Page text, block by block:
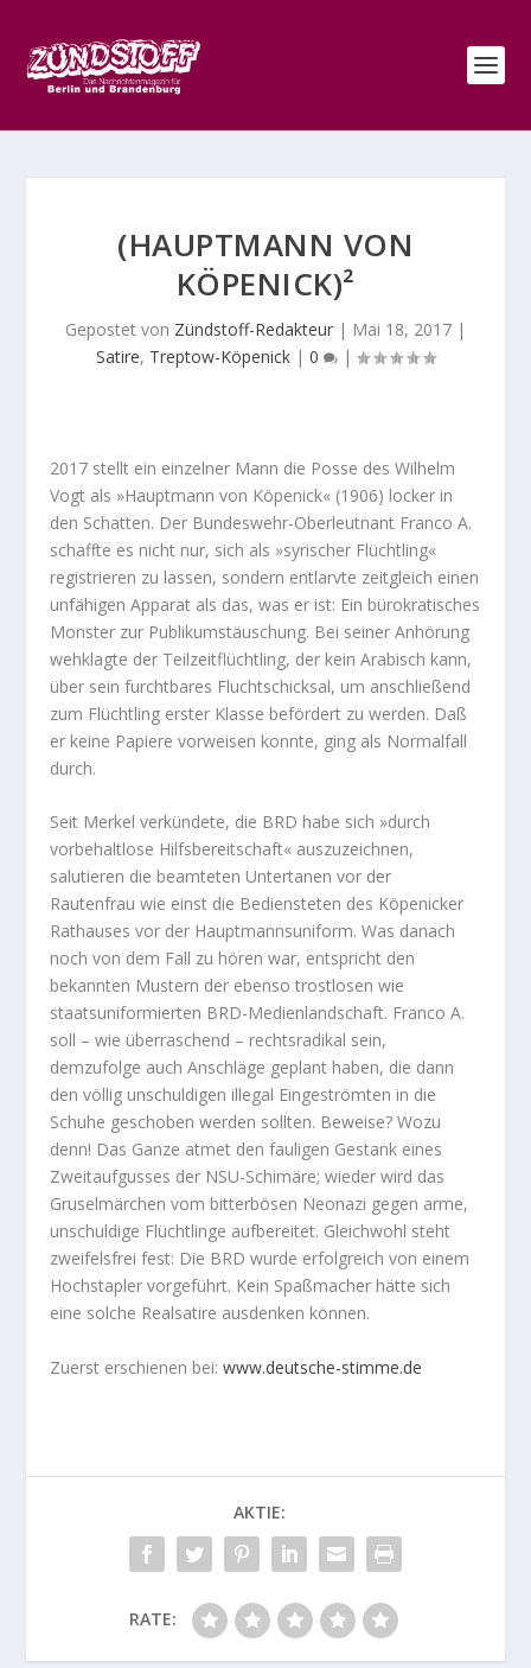
(HAUPTMANN VON
KÖPENICK)²
Gepostet von Zündstoff-Redakteur | Mai 18, 2017 |
Satire, Treptow-Köpenick | 0 |
2017 stellt ein einzelner Mann die Posse des Wilhelm
Vogt als »Hauptmann von Köpenick« (1906) locker in
den Schatten. Der Bundeswehr-Oberleutnant Franco A.
schaffte es nicht nur, sich als »syrischer Flüchtling«
registrieren zu lassen, sondern entlarvte zeitgleich einen
unfähigen Apparat als das, was er ist: Ein bürokratisches
Monster zur Publikumstäuschung. Bei seiner Anhörung
wehklagte der Teilzeitflüchtling, der kein Arabisch kann,
über sein furchtbares Fluchtschicksal, um anschließend
zum Flüchtling erster Klasse befördert zu werden. Daß
er keine Papiere vorweisen konnte, ging als Normalfall
durch.
Seit Merkel verkündete, die BRD habe sich »durch
vorbehaltlose Hilfsbereitschaft« auszuzeichnen,
salutieren die beamteten Untertanen vor der
Rautenfrau wie einst die Bediensteten des Köpenicker
Rathauses vor der Hauptmannsuniform. Was danach
noch von dem Fall zu hören war, entspricht den
bekannten Mustern der ebenso trostlosen wie
staatsuniformierten BRD-Medienlandschaft. Franco A.
soll – wie überraschend – rechtsradikal sein,
demzufolge auch Anschläge geplant haben, die dann
den völlig unschuldigen illegal Eingeströmten in die
Schuhe geschoben werden sollten. Beweise? Wozu
denn! Das Ganze atmet den fauligen Gestank eines
Zweitaufgusses der NSU-Schimäre; wieder wird das
Gruselmärchen vom bitterbösen Neonazi gegen arme,
unschuldige Flüchtlinge aufbereitet. Gleichwohl steht
zweifelsfrei fest: Die BRD wurde erfolgreich von einem
Hochstapler vorgeführt. Kein Spaßmacher hätte sich
eine solche Realsatire ausdenken können.
Zuerst erschienen bei:www.deutsche-stimme.de
AKTIE:
RATE: